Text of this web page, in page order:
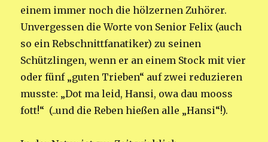
einem immer noch die hölzernen Zuhörer.
Unvergessen die Worte von Senior Felix (auch
so ein Rebschnittfanatiker) zu seinen
Schützlingen, wenn er an einem Stock mit vier
oder fünf „guten Trieben“ auf zwei reduzieren
musste: „Dot ma leid, Hansi, owa dau mooss
fott!“ (..und die Reben hießen alle „Hansi“!).